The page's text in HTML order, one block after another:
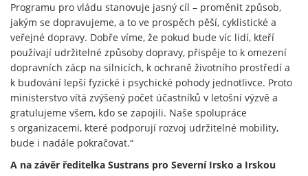
Programu pro vládu stanovuje jasný cíl – proměnit způsob,
jakým se dopravujeme, a to ve prospěch pěší, cyklistické a
veřejné dopravy. Dobře víme, že pokud bude víc lidí, kteří
používají udržitelné způsoby dopravy, přispěje to k omezení
dopravních zácp na silnicích, k ochraně životního prostředí a
k budování lepší fyzické i psychické pohody jednotlivce. Proto
ministerstvo vítá zvýšený počet účastníků v letošní výzvě a
gratulujeme všem, kdo se zapojili. Naše spolupráce
s organizacemi, které podporují rozvoj udržitelné mobility,
bude i nadále pokračovat.“
A na závěr ředitelka Sustrans pro Severní Irsko a Irskou